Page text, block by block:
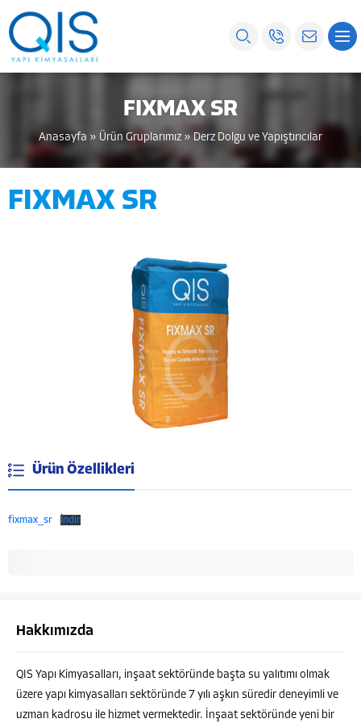
FIXMAX SR
Anasayfa » Ürün Gruplarımız » Derz Dolgu ve Yapıştırıcılar
FIXMAX SR
Ürün Özellikleri
fixmax_sr İndir
Hakkımızda
QIS Yapı Kimyasalları, inşaat sektöründe başta su yalıtımı olmak
üzere yapı kimyasalları sektöründe 7 yılı aşkın süredir deneyimli ve
uzman kadrosu ile hizmet vermektedir. İnşaat sektöründe yeni bir
Müşteri Temsilcisi